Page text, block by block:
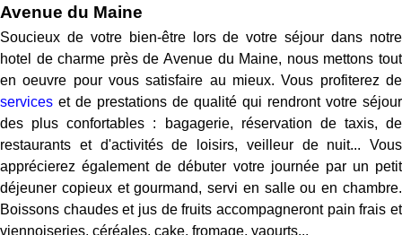
Avenue du Maine
Soucieux de votre bien-être lors de votre séjour dans notre
hotel de charme près de Avenue du Maine, nous mettons tout
en oeuvre pour vous satisfaire au mieux. Vous profiterez de
services et de prestations de qualité qui rendront votre séjour
des plus confortables : bagagerie, réservation de taxis, de
restaurants et d'activités de loisirs, veilleur de nuit... Vous
apprécierez également de débuter votre journée par un petit
déjeuner copieux et gourmand, servi en salle ou en chambre.
Boissons chaudes et jus de fruits accompagneront pain frais et
viennoiseries, céréales, cake, fromage, yaourts...